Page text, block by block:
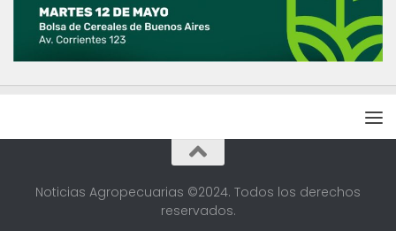
Noticias Agropecuarias ©2024. Todos los derechos
reservados.